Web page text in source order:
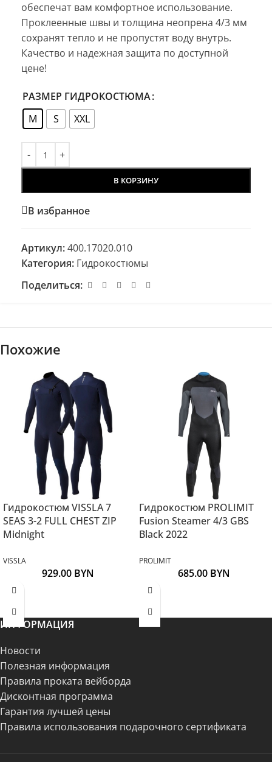
обеспечат вам комфортное использование.
Проклеенные швы и толщина неопрена 4/3 мм
сохранят тепло и не пропустят воду внутрь.
Качество и надежная защита по доступной
цене!
РАЗМЕР ГИДРОКОСТЮМА
M
S XXL
В КОРЗИНУ
В избранное
Артикул:400.17020.010
Категория: Гидрокостюмы
Поделиться:
Похожие
Гидрокостюм VISSLA 7
SEAS 3-2 FULL CHEST ZIP
Midnight
VISSLA
929.00 BYN
Гидрокостюм PROLIMIT
Fusion Steamer 4/3 GBS
Black 2022
PROLIMIT
685.00 BYN
ИНФОРМАЦИЯ
Новости
Полезная информация
Правила проката вейборда
Дисконтная программа
Гарантия лучшей цены
Правила использования подарочного сертификата